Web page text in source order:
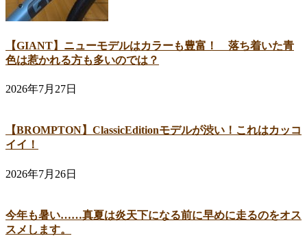
【GIANT】ニューモデルはカラーも豊富！ 落ち着いた青
色は惹かれる方も多いのでは？
2026年7月27日
【BROMPTON】ClassicEditionモデルが渋い！これはカッコ
イイ！
2026年7月26日
今年も暑い……真夏は炎天下になる前に早めに走るのをオス
スメします。